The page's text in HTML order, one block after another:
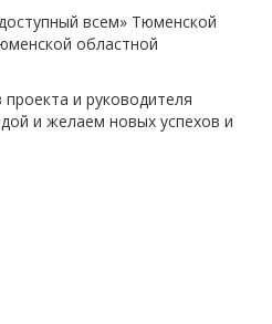
всем» Тюменской
областной
и руководителя
и желаем новых успехов и